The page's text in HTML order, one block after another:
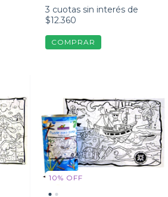
3 cuotas sin interés de
$12.360
10% OFF